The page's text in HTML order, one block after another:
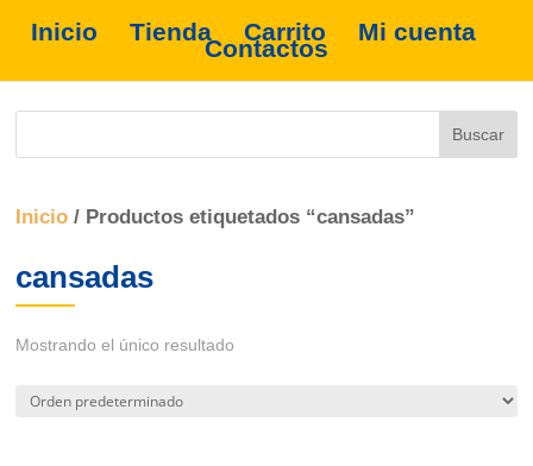
Inicio Tienda Carrito Mi cuenta
Contactos
Inicio / Productos etiquetados “cansadas”
cansadas
Mostrando el único resultado